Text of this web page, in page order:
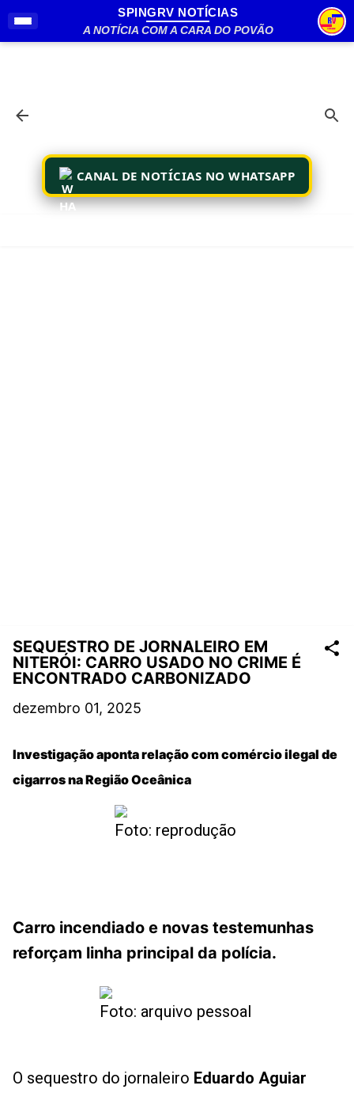
Pular para o conteúdo principal
SPINGRV NOTÍCIAS
A NOTÍCIA COM A CARA DO POVÃO
CANAL DE NOTÍCIAS NO WHATSAPP
SEQUESTRO DE JORNALEIRO EM
NITERÓI: CARRO USADO NO CRIME É
ENCONTRADO CARBONIZADO
dezembro 01, 2025
Investigação aponta relação com comércio ilegal de
cigarros na Região Oceânica
Foto: reprodução
Carro incendiado e novas testemunhas
reforçam linha principal da polícia.
Foto: arquivo pessoal
O sequestro do jornaleiro Eduardo Aguiar